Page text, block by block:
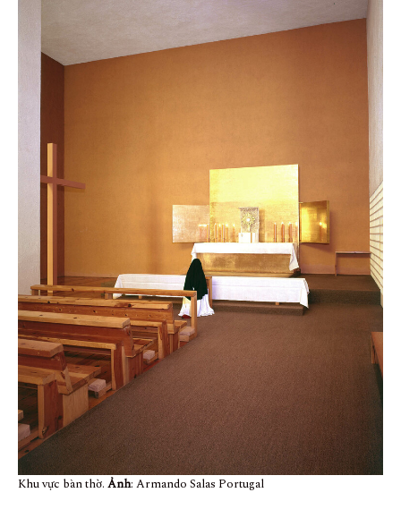
Khu vực bàn thờ. Ảnh: Armando Salas Portugal